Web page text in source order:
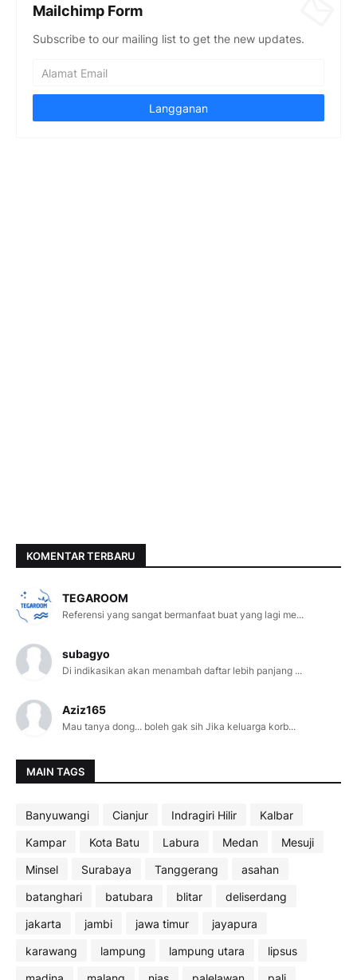
Mailchimp Form
Subscribe to our mailing list to get the new updates.
KOMENTAR TERBARU
TEGAROOM
Referensi yang sangat bermanfaat buat yang lagi me...
subagyo
Di indikasikan akan menambah daftar lebih panjang ...
Aziz165
Mau tanya dong... boleh gak sih Jika keluarga korb...
MAIN TAGS
Banyuwangi Cianjur Indragiri Hilir
Kalbar
Kampar
Kota Batu Labura Medan
Mesuji
Minsel
Surabaya Tanggerang
asahan
batanghari
batubara blitar
deliserdang
jakarta
jambi jawa timur
jayapura
karawang
lampung lampung utara
lipsus